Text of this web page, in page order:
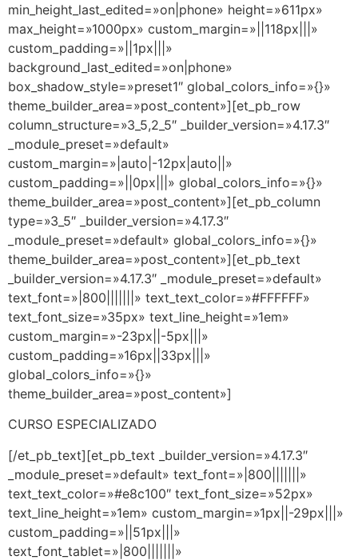
min_height_last_edited=»on|phone» height=»611px»
max_height=»1000px» custom_margin=»||118px|||»
custom_padding=»||1px|||»
background_last_edited=»on|phone»
box_shadow_style=»preset1″ global_colors_info=»{}»
theme_builder_area=»post_content»][et_pb_row
column_structure=»3_5,2_5″ _builder_version=»4.17.3″
_module_preset=»default»
custom_margin=»|auto|-12px|auto||»
custom_padding=»||0px|||» global_colors_info=»{}»
theme_builder_area=»post_content»][et_pb_column
type=»3_5″ _builder_version=»4.17.3″
_module_preset=»default» global_colors_info=»{}»
theme_builder_area=»post_content»][et_pb_text
_builder_version=»4.17.3″ _module_preset=»default»
text_font=»|800|||||||» text_text_color=»#FFFFFF»
text_font_size=»35px» text_line_height=»1em»
custom_margin=»-23px||-5px|||»
custom_padding=»16px||33px|||»
global_colors_info=»{}»
theme_builder_area=»post_content»]
CURSO ESPECIALIZADO
[/et_pb_text][et_pb_text _builder_version=»4.17.3″
_module_preset=»default» text_font=»|800|||||||»
text_text_color=»#e8c100″ text_font_size=»52px»
text_line_height=»1em» custom_margin=»1px||-29px|||»
custom_padding=»||51px|||»
text_font_tablet=»|800|||||||»